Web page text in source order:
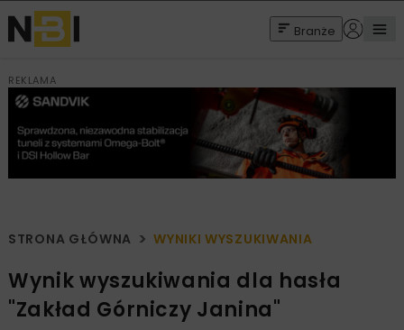
Branże
REKLAMA
STRONA GŁÓWNA WYNIKI WYSZUKIWANIA
Wynik wyszukiwania dla hasła
"Zakład Górniczy Janina"